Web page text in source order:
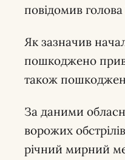
повідомив
Як зазначив
пошкоджено
також
За даними
ворожих
річний мирний